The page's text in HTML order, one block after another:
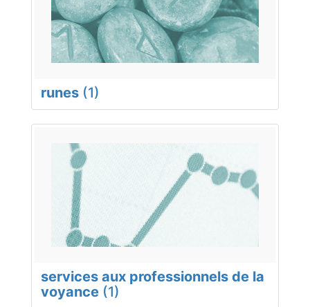
runes (1)
services aux professionnels de la
voyance (1)